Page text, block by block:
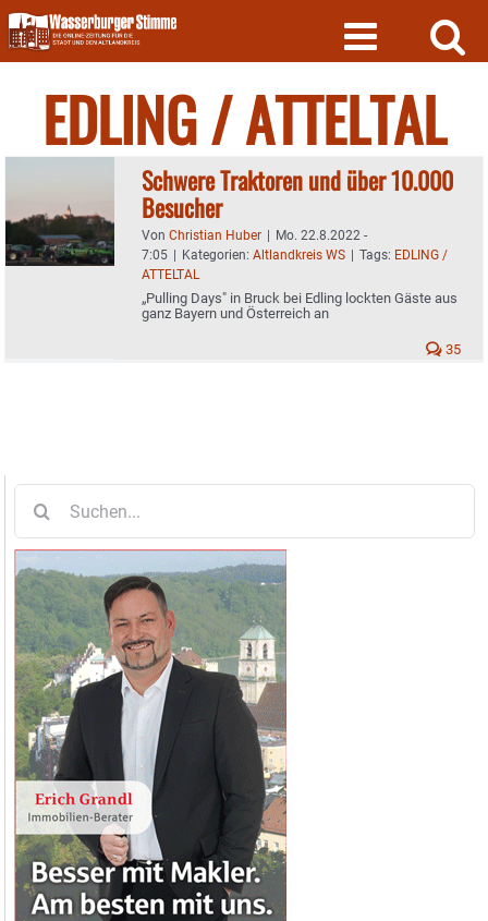
Skip
to
content
EDLING / ATTELTAL
Schwere Traktoren und über 10.000
Besucher
Von Christian Huber | Mo. 22.8.2022 -
7:05 | Kategorien: Altlandkreis WS | Tags: EDLING /
ATTELTAL
„Pulling Days" in Bruck bei Edling lockten Gäste aus
ganz Bayern und Österreich an
35
nach: